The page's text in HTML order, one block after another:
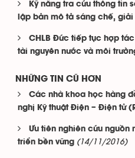
Kỹ năng tra cứu thông tin
lập bản mô tả sáng chế,
CHLB Đức tiếp tục hợp
tài nguyên nước và môi
NHỮNG TIN CŨ HƠN
Các nhà khoa học hàng
nghị Kỹ thuật Điện – Điện tử
Ưu tiên nghiên cứu nguồn
triển bền vững (14/11/2016)